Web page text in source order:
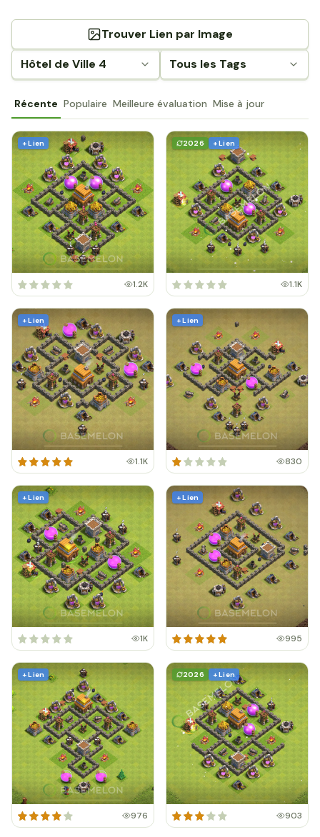
Hôtel de Ville 4 Tous les Tags
Trouver Lien par Image
Récente Populaire Meilleure évaluation Mise à jour
+ Lien
1.2K
2026 + Lien
1.1K
+ Lien
1.1K
+ Lien
830
+ Lien
1K
+ Lien
995
+ Lien
976
2026 + Lien
903